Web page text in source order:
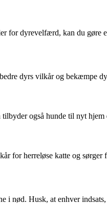
for dyrevelfærd, kan du gøre
dyrs vilkår og bekæmpe
også hunde til nyt
for herreløse katte og
i nød. Husk, at enhver